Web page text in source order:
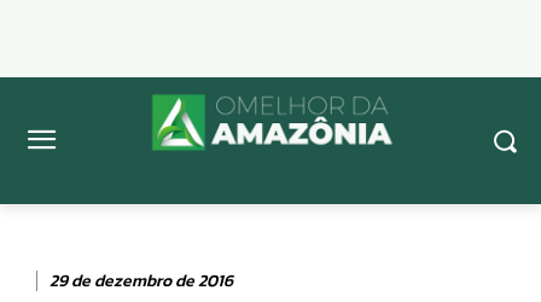
29 de dezembro de 2016